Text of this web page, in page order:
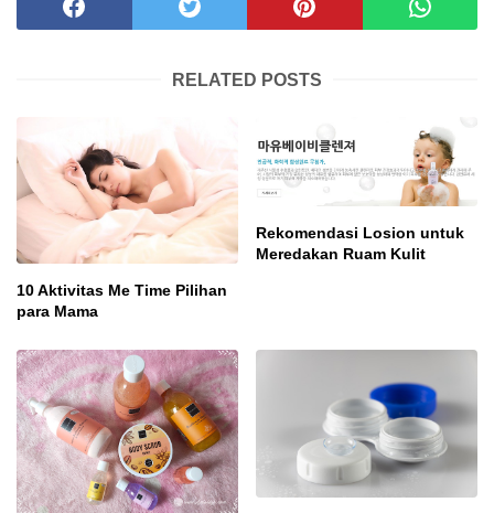
RELATED POSTS
10 Aktivitas Me Time Pilihan
para Mama
Rekomendasi Losion untuk
Meredakan Ruam Kulit